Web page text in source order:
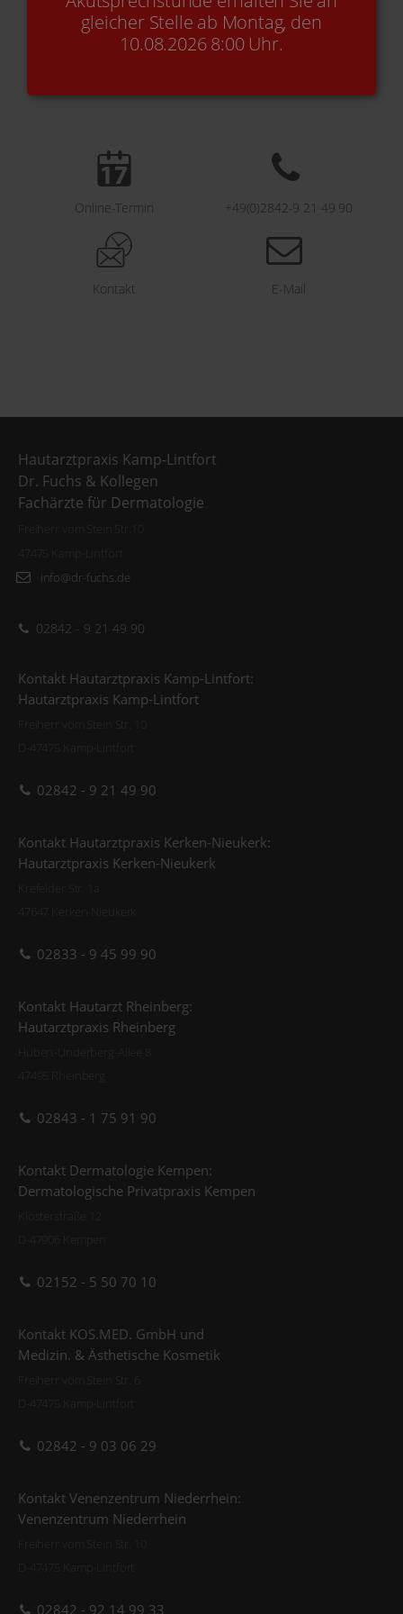
gleicher Stelle ab Montag, den
10.08.2026 8:00 Uhr.
Online-Termin +49(0)2842-9 21 49 90
Kontakt E-Mail
Hautarztpraxis Kamp-Lintfort
Dr. Fuchs & Kollegen
Fachärzte für Dermatologie
info@dr-fuchs.de
02842 - 9 21 49 90
Kontakt Hautarztpraxis Kamp-Lintfort:
Hautarztpraxis Kamp-Lintfort
02842 - 9 21 49 90
Kontakt Hautarztpraxis Kerken-Nieukerk:
Hautarztpraxis Kerken-Nieukerk
02833 - 9 45 99 90
Kontakt Hautarzt Rheinberg:
Hautarztpraxis Rheinberg
02843 - 1 75 91 90
Kontakt Dermatologie Kempen:
Dermatologische Privatpraxis Kempen
02152 - 5 50 70 10
Kontakt KOS.MED. GmbH und
Medizin. & Ästhetische Kosmetik
02842 - 9 03 06 29
Kontakt Venenzentrum Niederrhein:
Venenzentrum Niederrhein
02842 - 92 14 99 33